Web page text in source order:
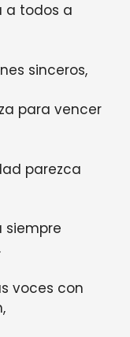
a todos a
sinceros,
para vencer
parezca
siempre
voces con